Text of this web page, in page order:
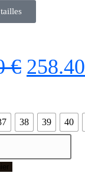
€ 258.40
38 39 40